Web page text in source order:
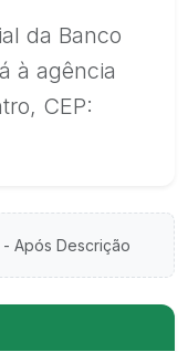
da Banco
à agência
CEP:
Após Descrição